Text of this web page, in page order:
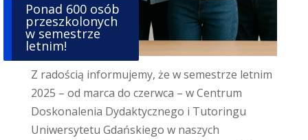
Ponad 600 osób
przeszkolonych
w semestrze
letnim!
Z radością informujemy, że w semestrze letnim
2025 – od marca do czerwca – w Centrum
Doskonalenia Dydaktycznego i Tutoringu
Uniwersytetu Gdańskiego w naszych